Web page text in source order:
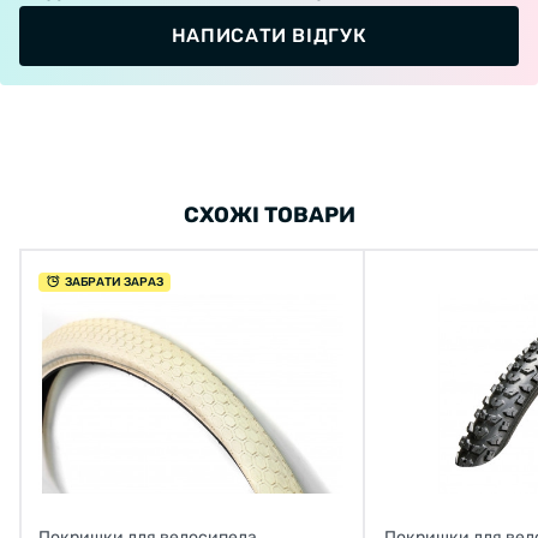
НАПИСАТИ ВІДГУК
СХОЖІ ТОВАРИ
ЗАБРАТИ ЗАРАЗ